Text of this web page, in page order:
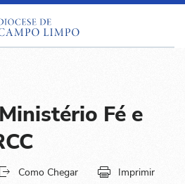
Fé e
Como Chegar Imprimir